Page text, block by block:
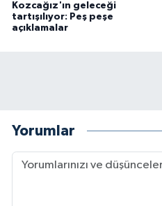
Kozcağız'ın geleceği
tartışılıyor: Peş peşe
açıklamalar
Yorumlar